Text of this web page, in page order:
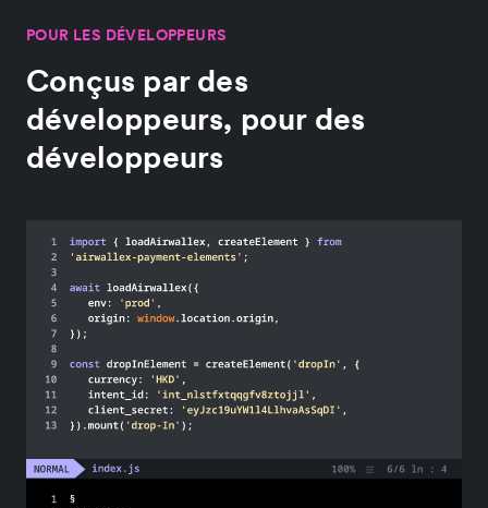
POUR LES DÉVELOPPEURS
Conçus par des
développeurs, pour des
développeurs